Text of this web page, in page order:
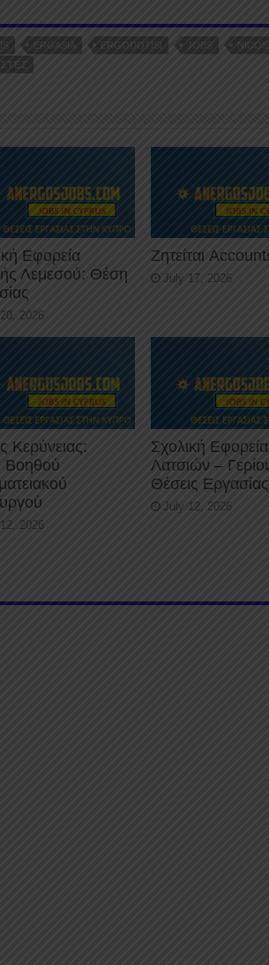
ERGASIA ERGODOTISI JOBS
Εφορεία
Λεμεσού: Θέση
2026
Ζητείται
July 17, 2026
Κερύνειας:
Βοηθού
2026
Σχολική Εφορεία
Λατσιών –
Θέσεις Εργασίας
July 12, 2026